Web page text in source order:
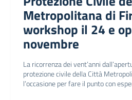
Metropolitana di
workshop il 24 e
novembre
La ricorrenza dei vent’anni
protezione civile della Città
l’occasione per fare il punto con